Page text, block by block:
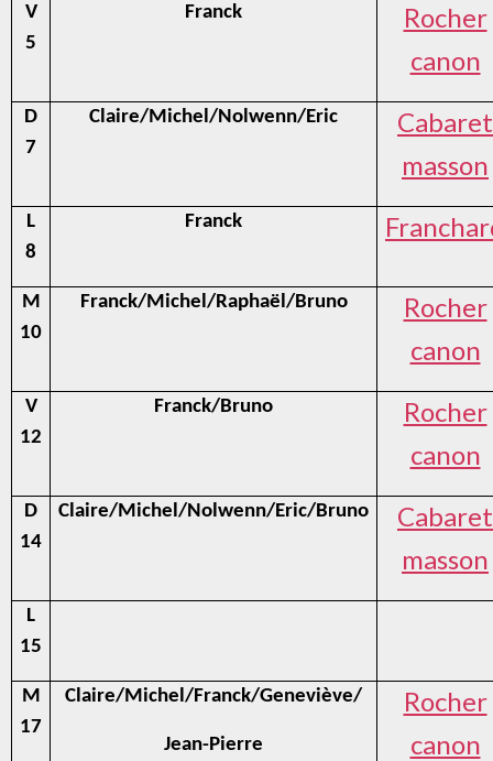
V
5
Franck
Rocher
canon
D
7
Claire/Michel/Nolwenn/Eric
Cabaret
masson
L
8
Franck
M
10
Franck/Michel/Raphaël/Bruno
Rocher
canon
V
12
Franck/Bruno
Rocher
canon
D
14
Claire/Michel/Nolwenn/Eric/Bruno
Cabaret
masson
L
15
M
17
Claire/Michel/Franck/Geneviève/
Jean-Pierre
Rocher
canon